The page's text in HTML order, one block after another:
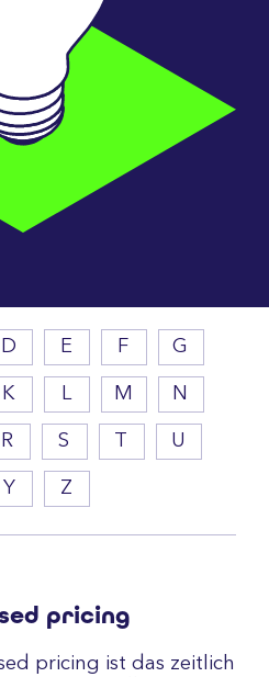
D E F G
K L M N
R S U
Y Z
pricing
pricing ist das zeitlich